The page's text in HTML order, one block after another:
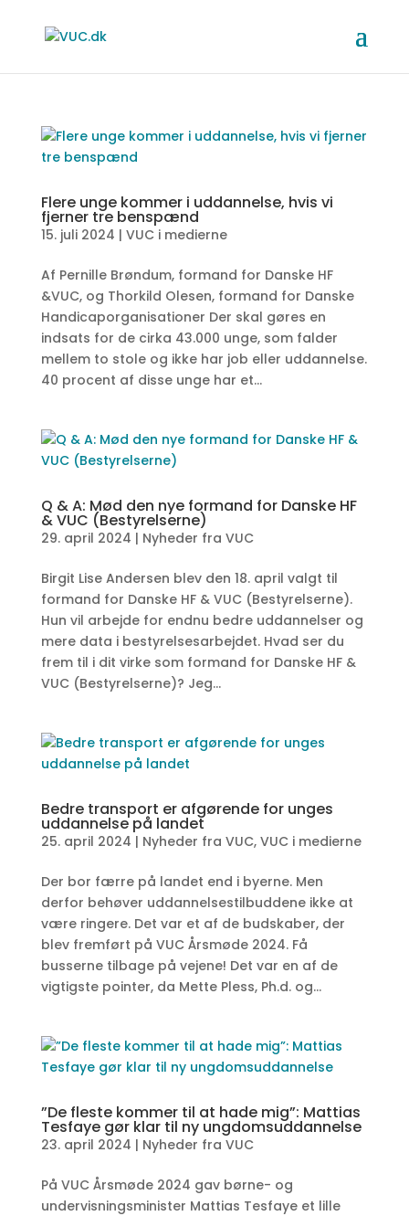
Flere unge kommer i uddannelse, hvis vi
fjerner tre benspænd
15. juli 2024 | VUC i medierne
Af Pernille Brøndum, formand for Danske HF
&VUC, og Thorkild Olesen, formand for Danske
Handicaporganisationer Der skal gøres en
indsats for de cirka 43.000 unge, som falder
mellem to stole og ikke har job eller uddannelse.
40 procent af disse unge har et...
Q & A: Mød den nye formand for Danske HF
& VUC (Bestyrelserne)
29. april 2024 | Nyheder fra VUC
Birgit Lise Andersen blev den 18. april valgt til
formand for Danske HF & VUC (Bestyrelserne).
Hun vil arbejde for endnu bedre uddannelser og
mere data i bestyrelsesarbejdet. Hvad ser du
frem til i dit virke som formand for Danske HF &
VUC (Bestyrelserne)? Jeg...
Bedre transport er afgørende for unges
uddannelse på landet
25. april 2024 | Nyheder fra VUC, VUC i medierne
Der bor færre på landet end i byerne. Men
derfor behøver uddannelsestilbuddene ikke at
være ringere. Det var et af de budskaber, der
blev fremført på VUC Årsmøde 2024. Få
busserne tilbage på vejene! Det var en af de
vigtigste pointer, da Mette Pless, Ph.d. og...
”De fleste kommer til at hade mig”: Mattias
Tesfaye gør klar til ny ungdomsuddannelse
23. april 2024 | Nyheder fra VUC
På VUC Årsmøde 2024 gav børne- og
undervisningsminister Mattias Tesfaye et lille